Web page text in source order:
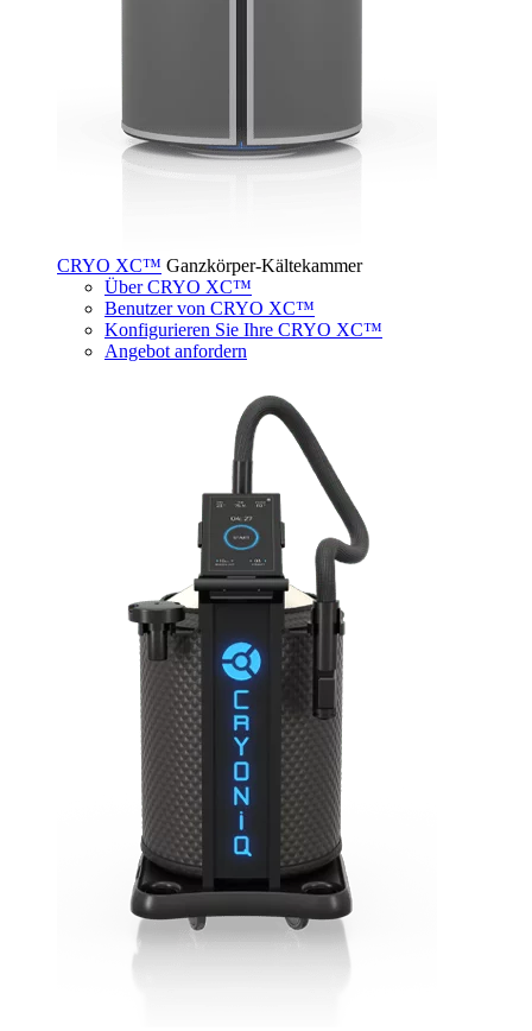
CRYO XC™ Ganzkörper-Kältekammer
Über CRYO XC™
Benutzer von CRYO XC™
Konfigurieren Sie Ihre CRYO XC™
Angebot anfordern